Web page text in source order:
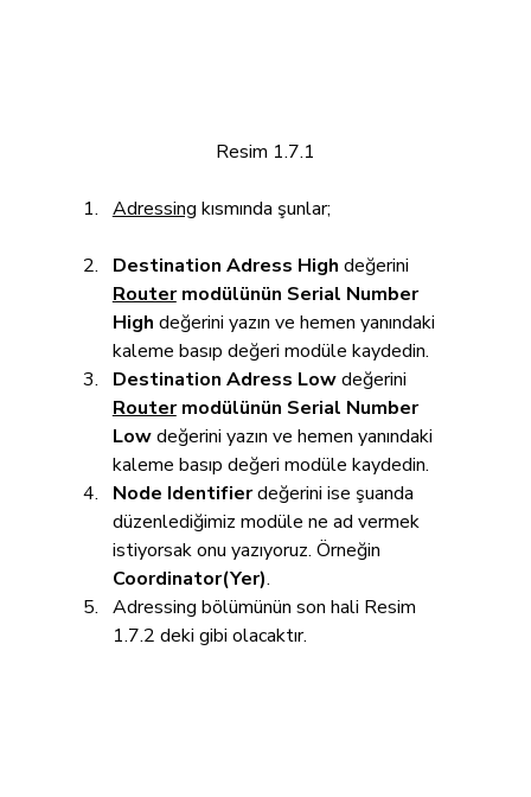
Resim 1.7.1
Adressing kısmında şunlar;
Destination Adress High değerini
Router modülünün Serial Number
High değerini yazın ve hemen yanındaki
kaleme basıp değeri modüle kaydedin.
Destination Adress Low değerini
Router modülünün Serial Number
Low değerini yazın ve hemen yanındaki
kaleme basıp değeri modüle kaydedin.
Node Identifier değerini ise şuanda
düzenlediğimiz modüle ne ad vermek
istiyorsak onu yazıyoruz. Örneğin
Coordinator(Yer).
Adressing bölümünün son hali Resim
1.7.2 deki gibi olacaktır.